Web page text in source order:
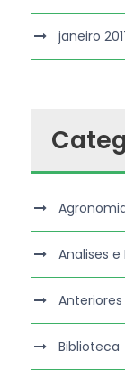
janeiro
Analises
Anteriores
Biblioteca